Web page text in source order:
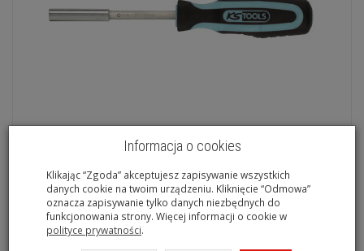
Nierdzewny uchwyt do bitów 6-kątnych 1/4" KS TOOLS
153.1050
Na magazynie
Informacja o cookies
Klikając “Zgoda” akceptujesz zapisywanie wszystkich
danych cookie na twoim urządzeniu. Kliknięcie “Odmowa”
oznacza zapisywanie tylko danych niezbędnych do
funkcjonowania strony. Więcej informacji o cookie w
polityce prywatności.